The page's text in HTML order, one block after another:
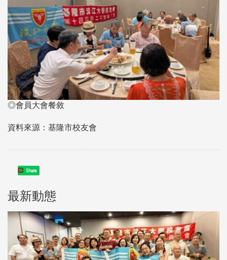
◎會員大會餐敘
資料來源：基隆市校友會
Share
最新動態